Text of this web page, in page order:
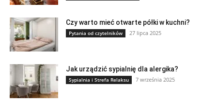
Czy warto mieć otwarte półki w kuchni?
Pytania od czytelników 27 lipca 2025
Jak urządzić sypialnię dla alergika?
Sypialnia i Strefa Relaksu 7 września 2025